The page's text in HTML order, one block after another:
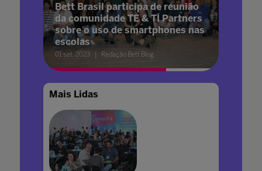
Bett Brasil participa de reunião
da comunidade TE & TI Partners
sobre o uso de smartphones nas
escolas
01 set. 2023 Redação Bett Blog
Mais Lidas